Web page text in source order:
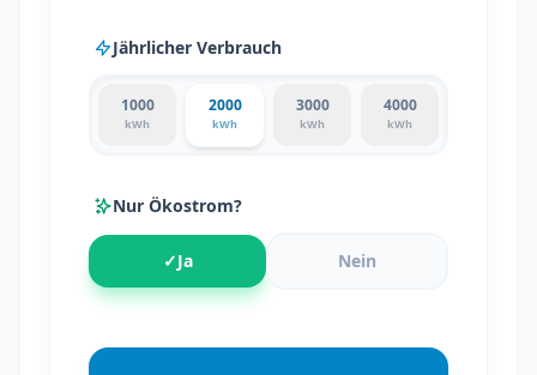
Jährlicher Verbrauch
1000
kWh
2000
kWh
3000
kWh
4000
kWh
Nur Ökostrom?
✓Ja Nein